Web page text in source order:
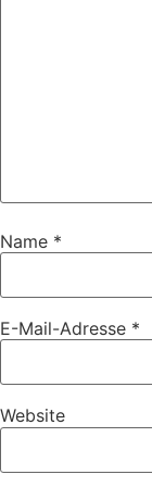
Name *
E-Mail-Adresse *
Website